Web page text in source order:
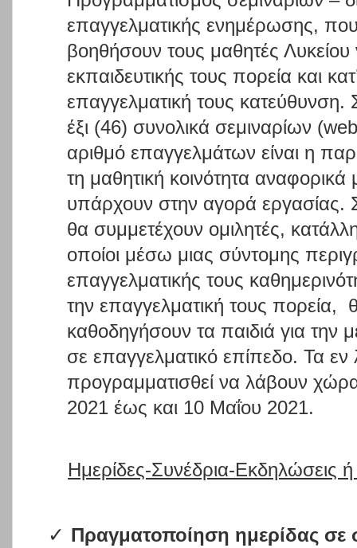
επαγγελματικής ενημέρωσης,
βοηθήσουν τους μαθητές
εκπαιδευτικής τους πορεία και
επαγγελματική τους
έξι (46) συνολικά σεμιναρίων
αριθμό επαγγελμάτων είναι η
τη μαθητική κοινότητα αναφορικά
υπάρχουν στην αγορά εργασίας.
θα συμμετέχουν ομιλητές,
οποίοι μέσω μιας σύντομης
επαγγελματικής τους
την επαγγελματική τους πορεία,
καθοδηγήσουν τα παιδιά για την
σε επαγγελματικό επίπεδο. Τα
προγραμματισθεί να λάβουν
2021 έως και 10 Μαΐου 2021.
Ημερίδες-Συνέδρια-Εκδηλώσεις ή
✓ Πραγματοποίηση ημερίδας σε